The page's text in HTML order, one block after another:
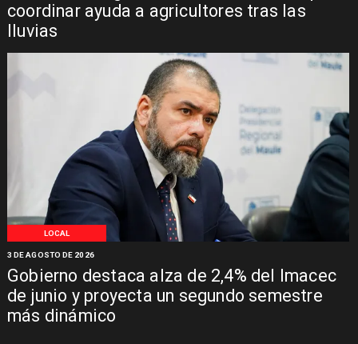
coordinar ayuda a agricultores tras las
lluvias
LOCAL
Gobierno destaca alza de 2,4% del Imacec
de junio y proyecta un segundo semestre
más dinámico
3 DE AGOSTO DE 2026